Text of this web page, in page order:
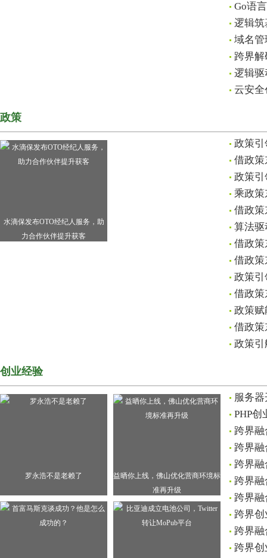
Go语
逻辑
域名
跨界
逻辑
云安
政策
水滴保发布OTO经纪人服务，助
力合作伙伴提升获客
政策
借政
政策
乘政
借政策
算法
借政
借政
政策
借政
政策
借政
政策
创业经验
罗永浩不是老赖了
益晒你上线，佛山优化营商环境标
准再升级
服务
PHP创
跨界
跨界
跨界
跨界
跨界
跨界
跨界
跨界